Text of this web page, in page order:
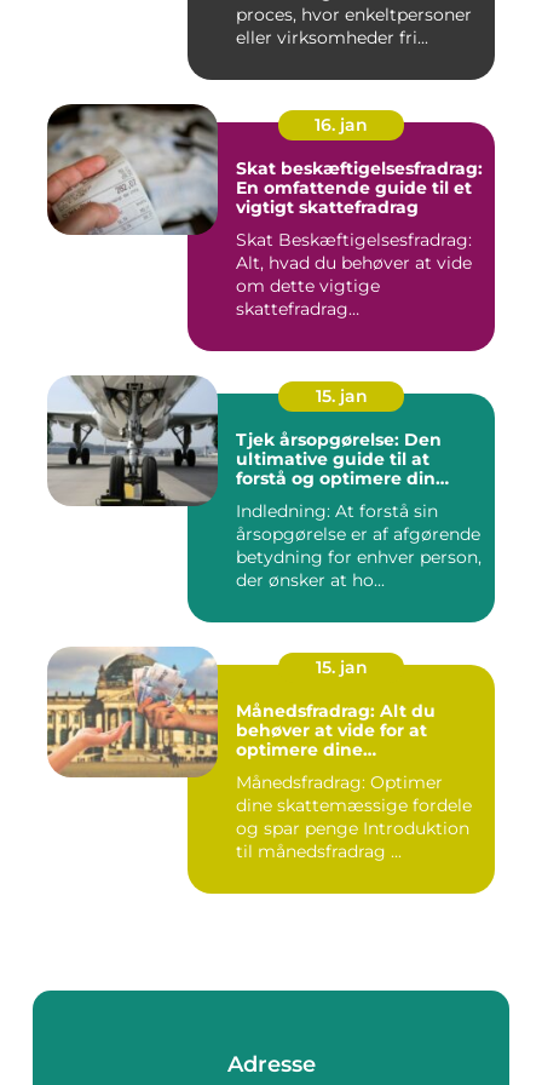
proces, hvor enkeltpersoner
eller virksomheder fri...
16. jan
Skat beskæftigelsesfradrag:
En omfattende guide til et
vigtigt skattefradrag
Skat Beskæftigelsesfradrag:
Alt, hvad du behøver at vide
om dette vigtige
skattefradrag
15. jan
Tjek årsopgørelse: Den
ultimative guide til at
forstå og optimere din
Indledning: At forstå sin
årsopgørelse er af afgørende
betydning for enhver person,
der ønsker at ho...
15. jan
Månedsfradrag: Alt du
behøver at vide for at
optimere dine
Månedsfradrag: Optimer
dine skattemæssige fordele
og spar penge Introduktion
til månedsfradrag ...
Adresse